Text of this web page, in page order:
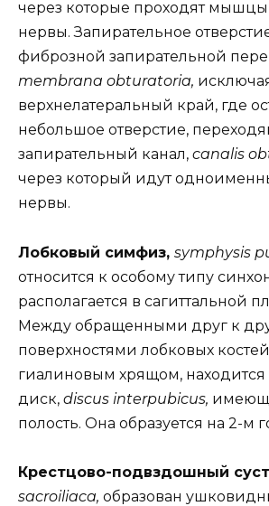
через которые проходят
нервы. Запирательное
фиброзной запирательной
membrana obturatoria,
верхнелатеральный край, где
небольшое отверстие,
запирательный канал, canalis
через который идут
нервы.
Лобковый симфиз, symphysis
относится к особому типу
располагается в сагиттальной
Между обращенными друг к
поверхностями лобковых
гиалиновым хрящом,
диск, discus interpubicus,
полость. Она образуется на 2-м
Крестцово-подвздошный
sacroiliaca, образован